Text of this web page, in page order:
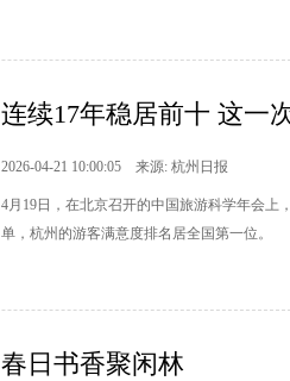
连续17年稳居前十 这一
2026-04-21 10:00:05 来源: 杭州日报
4月19日，在北京召开的中国旅游科学年会上
单，杭州的游客满意度排名居全国第一位。
春日书香聚闲林